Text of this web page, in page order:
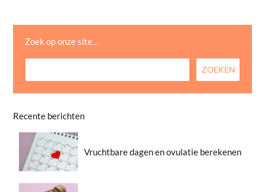
Zoek op onze site…
Recente berichten
Vruchtbare dagen en ovulatie berekenen